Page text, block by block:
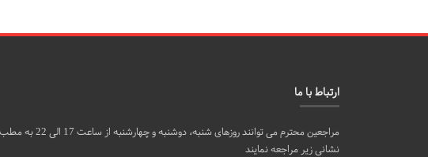
ارتباط با ما
مراجعین محترم می توانند روزهای شنبه، دوشنبه و چهارشنبه
نشانی زیر مراجعه نمایند